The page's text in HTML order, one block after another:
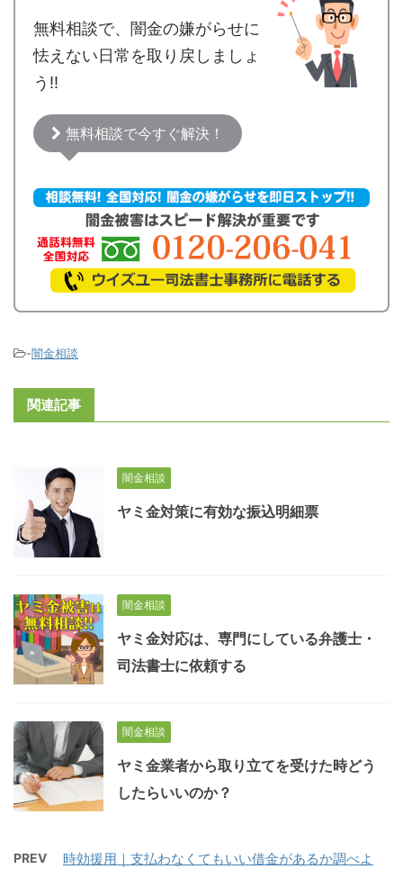
無料相談で、闇金の嫌がらせに
怯えない日常を取り戻しましょ
う!!
無料相談で今すぐ解決！
-闇金相談
関連記事
闇金相談
ヤミ金対策に有効な振込明細票
闇金相談
ヤミ金対応は、専門にしている弁護士・
司法書士に依頼する
闇金相談
ヤミ金業者から取り立てを受けた時どう
したらいいのか？
PREV 時効援用｜支払わなくてもいい借金があるか調べよ